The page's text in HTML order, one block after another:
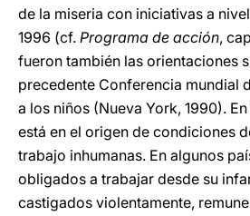
de la miseria con iniciativas a
1996 (cf. Programa de acción,
fueron también las orientaciones
precedente Conferencia mundial
a los niños (Nueva York, 1990).
está en el origen de condiciones
trabajo inhumanas. En algunos
obligados a trabajar desde su
castigados violentamente,